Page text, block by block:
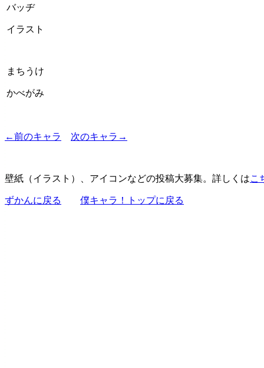
バッヂ
イラスト
まちうけ
かべがみ
←前のキャラ 次のキャラ→
壁紙（イラスト）、アイコンなどの投稿大募集。詳しくはこ
ずかんに戻る 僕キャラ！トップに戻る